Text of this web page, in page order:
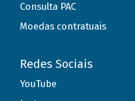
Consulta PAC
Moedas contratuais
Redes Sociais
YouTube